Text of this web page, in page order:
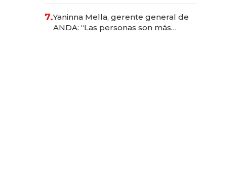
7.Yaninna Mella, gerente general de
ANDA: “Las personas son más